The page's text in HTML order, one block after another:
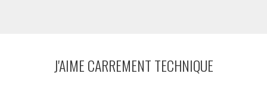
J'AIME CARREMENT TECHNIQUE